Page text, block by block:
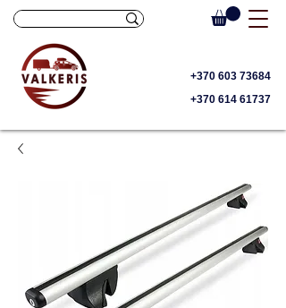
+370 603 73684
+370 614 61737